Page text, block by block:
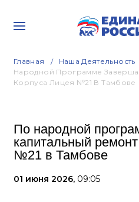
Главная Наша Деятельность
Народной Программе
Корпуса Лицея №21 В Тамбове
По народной
капитальный
№21 в Тамбове
01 июня 2026, 09:05